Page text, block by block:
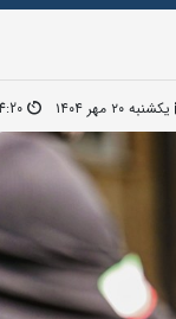
یکشنبه ۲۰ مهر ۱۴۰۴